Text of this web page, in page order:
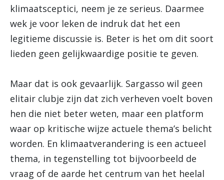
klimaatsceptici, neem je ze serieus. Daarmee
wek je voor leken de indruk dat het een
legitieme discussie is. Beter is het om dit soort
lieden geen gelijkwaardige positie te geven.
Maar dat is ook gevaarlijk. Sargasso wil geen
elitair clubje zijn dat zich verheven voelt boven
hen die niet beter weten, maar een platform
waar op kritische wijze actuele thema’s belicht
worden. En klimaatverandering is een actueel
thema, in tegenstelling tot bijvoorbeeld de
vraag of de aarde het centrum van het heelal